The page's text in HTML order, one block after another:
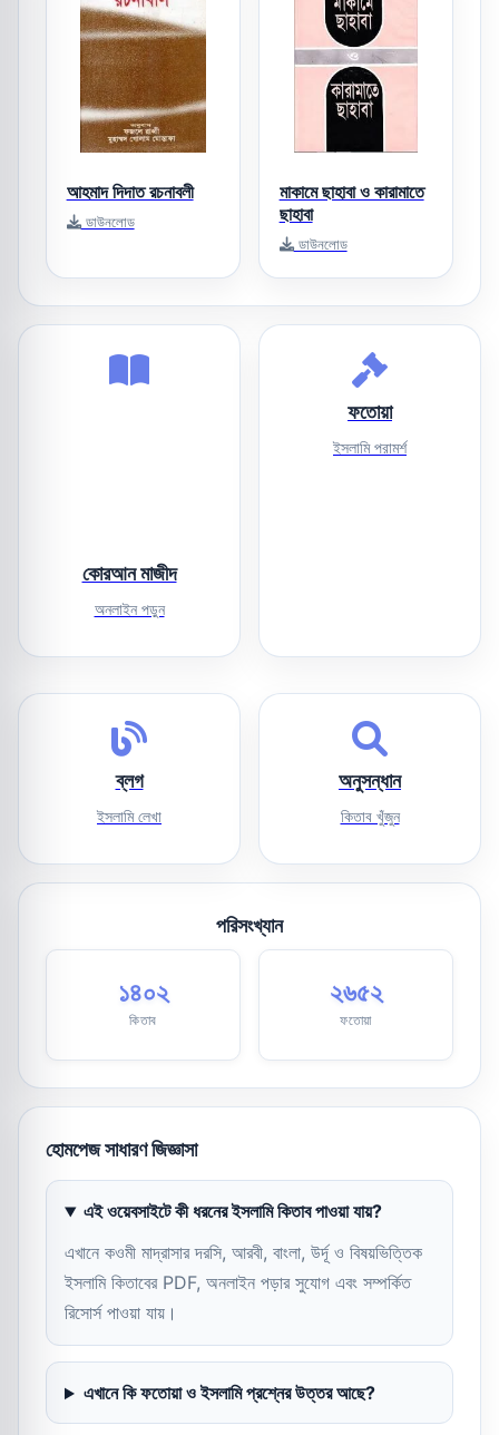
আহমাদ দিদাত রচনাবলী
ডাউনলোড
মাকামে ছাহাবা ও কারামাতে
ছাহাবা
ডাউনলোড
কোরআন মাজীদ
অনলাইন পড়ুন
ফতোয়া
ইসলামি পরামর্শ
ব্লগ
ইসলামি লেখা
অনুসন্ধান
কিতাব খুঁজুন
পরিসংখ্যান
১৪০২
কিতাব
২৬৫২
ফতোয়া
হোমপেজ সাধারণ জিজ্ঞাসা
এই ওয়েবসাইটে কী ধরনের ইসলামি কিতাব পাওয়া যায়?
এখানে কওমী মাদ্রাসার দরসি, আরবী, বাংলা, উর্দূ ও বিষয়ভিত্তিক
ইসলামি কিতাবের PDF, অনলাইন পড়ার সুযোগ এবং সম্পর্কিত
রিসোর্স পাওয়া যায়।
এখানে কি ফতোয়া ও ইসলামি প্রশ্নের উত্তর আছে?